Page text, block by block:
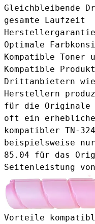
Gleichbleibende
gesamte Laufzeit
Optimale
Kompatible Toner
Kompatible
Drittanbietern wie
Herstellern
für die Originale
oft ein
kompatibler TN-
beispielsweise
85.04 für das
Seitenleistung
Vorteile